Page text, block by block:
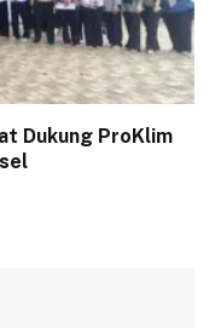
Dukung ProKlim